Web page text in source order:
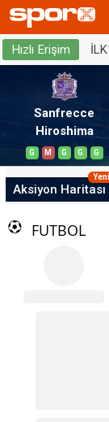
Hızlı Erişim
Sanfrecce
Hiroshima
G M G G G
Aksiyon Haritası
Yeni
FUTBOL